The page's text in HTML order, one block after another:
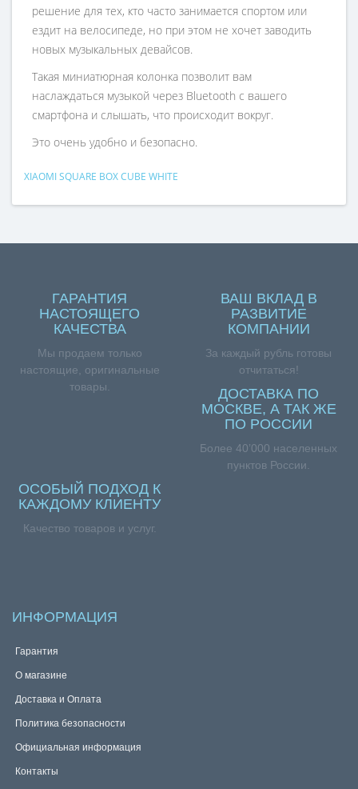
решение для тех, кто часто занимается спортом или
ездит на велосипеде, но при этом не хочет заводить
новых музыкальных девайсов.
Такая миниатюрная колонка позволит вам
наслаждаться музыкой через Bluetooth с вашего
смартфона и слышать, что происходит вокруг.
Это очень удобно и безопасно.
XIAOMI SQUARE BOX CUBE WHITE
ГАРАНТИЯ
НАСТОЯЩЕГО
КАЧЕСТВА
Мы продаем только
настоящие, оригинальные
товары.
ВАШ ВКЛАД В
РАЗВИТИЕ
КОМПАНИИ
За каждый рубль готовы
отчитаться!
ДОСТАВКА ПО
МОСКВЕ, А ТАК ЖЕ
ПО РОССИИ
Более 40’000 населенных
пунктов России.
ОСОБЫЙ ПОДХОД К
КАЖДОМУ КЛИЕНТУ
Качество товаров и услуг.
ИНФОРМАЦИЯ
Гарантия
О магазине
Доставка и Оплата
Политика безопасности
Официальная информация
Контакты